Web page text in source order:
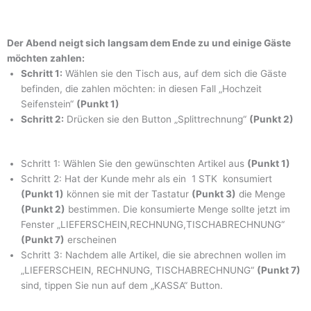
Der Abend neigt sich langsam dem Ende zu und einige Gäste
möchten zahlen:
Schritt 1: Wählen sie den Tisch aus, auf dem sich die Gäste
befinden, die zahlen möchten: in diesen Fall „Hochzeit
Seifenstein“ (Punkt 1)
Schritt 2: Drücken sie den Button „Splittrechnung“ (Punkt 2)
Schritt 1: Wählen Sie den gewünschten Artikel aus (Punkt 1)
Schritt 2: Hat der Kunde mehr als ein 1 STK konsumiert
(Punkt 1) können sie mit der Tastatur (Punkt 3) die Menge
(Punkt 2) bestimmen. Die konsumierte Menge sollte jetzt im
Fenster „LIEFERSCHEIN,RECHNUNG,TISCHABRECHNUNG“
(Punkt 7) erscheinen
Schritt 3: Nachdem alle Artikel, die sie abrechnen wollen im
„LIEFERSCHEIN, RECHNUNG, TISCHABRECHNUNG“ (Punkt 7)
sind, tippen Sie nun auf dem „KASSA“ Button.